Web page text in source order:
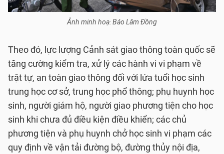
Ảnh minh hoạ: Báo Lâm Đồng
Theo đó, lực lượng Cảnh sát giao thông toàn quốc sẽ
tăng cường kiểm tra, xử lý các hành vi vi phạm về
trật tự, an toàn giao thông đối với lứa tuổi học sinh
trung học cơ sở, trung học phổ thông; phụ huynh học
sinh, người giám hộ, người giao phương tiện cho học
sinh khi chưa đủ điều kiện điều khiển; các chủ
phương tiện và phụ huynh chở học sinh vi phạm các
quy định về vận tải đường bộ, đường thủy nội địa,